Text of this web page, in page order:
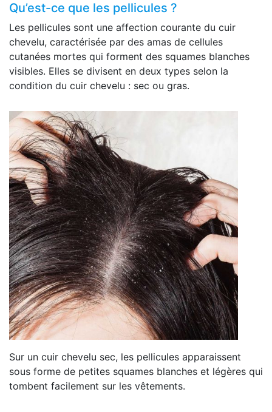
Qu’est-ce que les pellicules ?
Les pellicules sont une affection courante du cuir
chevelu, caractérisée par des amas de cellules
cutanées mortes qui forment des squames blanches
visibles. Elles se divisent en deux types selon la
condition du cuir chevelu : sec ou gras.
Sur un cuir chevelu sec, les pellicules apparaissent
sous forme de petites squames blanches et légères qui
tombent facilement sur les vêtements.